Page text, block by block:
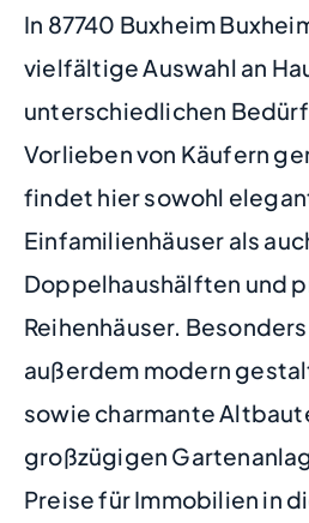
In 87740 Buxheim
vielfältige Auswahl an
unterschiedlichen
Vorlieben von Käufern
findet hier sowohl
Einfamilienhäuser als
Doppelhaushälften und
Reihenhäuser.
außerdem modern
sowie charmante
großzügigen
Preise für Immobilien in